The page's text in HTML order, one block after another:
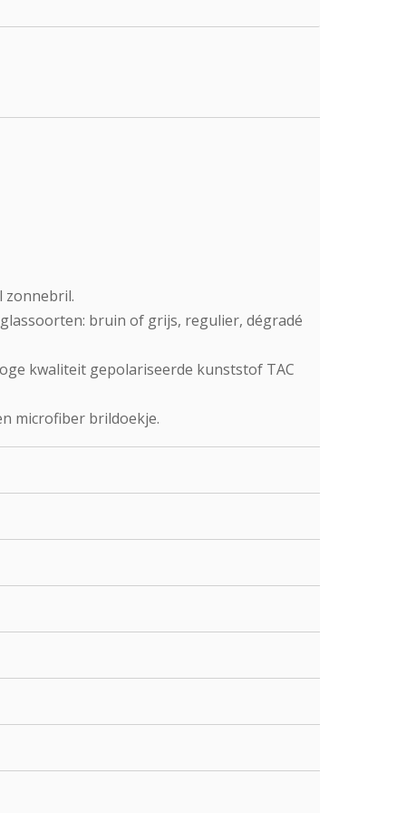
zonnebril.
bruin of grijs, regulier, dégradé
kwaliteit gepolariseerde kunststof TAC
microfiber brildoekje.